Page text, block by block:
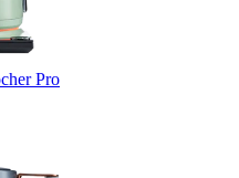
Pro